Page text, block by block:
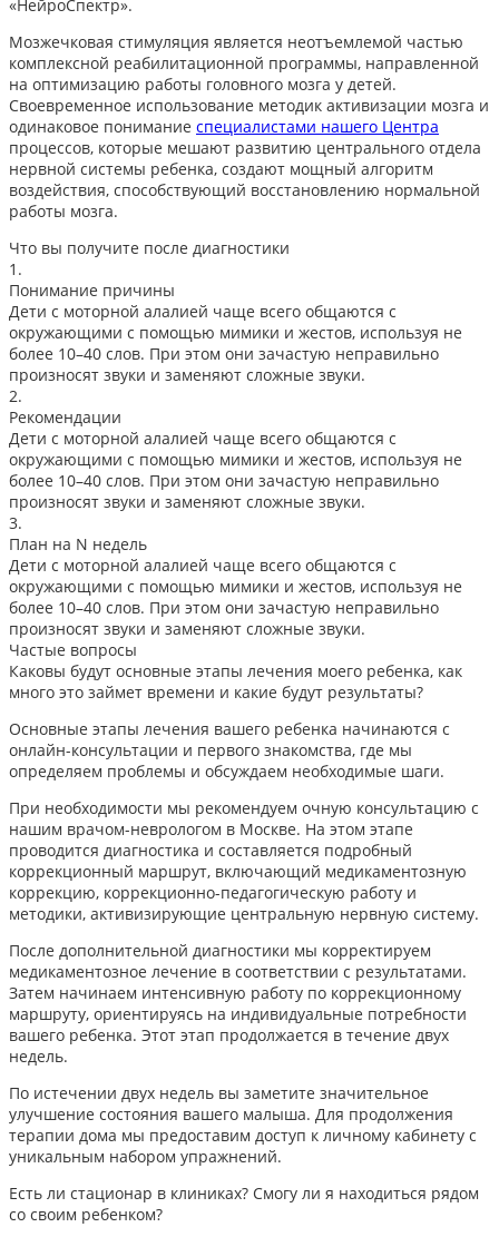
«НейроСпектр».
Мозжечковая стимуляция является неотъемлемой частью
комплексной реабилитационной программы, направленной
на оптимизацию работы головного мозга у детей.
Своевременное использование методик активизации мозга и
одинаковое понимание специалистами нашего Центра
процессов, которые мешают развитию центрального отдела
нервной системы ребенка, создают мощный алгоритм
воздействия, способствующий восстановлению нормальной
работы мозга.
Что вы получите после диагностики
1.
Понимание причины
Дети с моторной алалией чаще всего общаются с
окружающими с помощью мимики и жестов, используя не
более 10–40 слов. При этом они зачастую неправильно
произносят звуки и заменяют сложные звуки.
2.
Рекомендации
Дети с моторной алалией чаще всего общаются с
окружающими с помощью мимики и жестов, используя не
более 10–40 слов. При этом они зачастую неправильно
произносят звуки и заменяют сложные звуки.
3.
План на N недель
Дети с моторной алалией чаще всего общаются с
окружающими с помощью мимики и жестов, используя не
более 10–40 слов. При этом они зачастую неправильно
произносят звуки и заменяют сложные звуки.
Частые вопросы
Каковы будут основные этапы лечения моего ребенка, как
много это займет времени и какие будут результаты?
Основные этапы лечения вашего ребенка начинаются с
онлайн-консультации и первого знакомства, где мы
определяем проблемы и обсуждаем необходимые шаги.
При необходимости мы рекомендуем очную консультацию с
нашим врачом-неврологом в Москве. На этом этапе
проводится диагностика и составляется подробный
коррекционный маршрут, включающий медикаментозную
коррекцию, коррекционно-педагогическую работу и
методики, активизирующие центральную нервную систему.
После дополнительной диагностики мы корректируем
медикаментозное лечение в соответствии с результатами.
Затем начинаем интенсивную работу по коррекционному
маршруту, ориентируясь на индивидуальные потребности
вашего ребенка. Этот этап продолжается в течение двух
недель.
По истечении двух недель вы заметите значительное
улучшение состояния вашего малыша. Для продолжения
терапии дома мы предоставим доступ к личному кабинету с
уникальным набором упражнений.
Есть ли стационар в клиниках? Смогу ли я находиться рядом
со своим ребенком?